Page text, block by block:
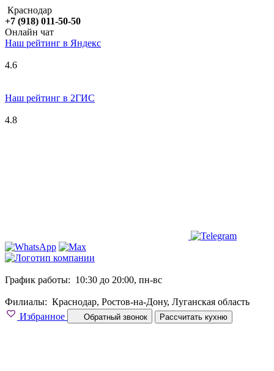
Краснодар
+7 (918) 011-50-50
Онлайн чат
Наш рейтинг в Яндекс
4.6
Наш рейтинг в 2ГИС
4.8
График работы: 10:30 до 20:00, пн-вс
Филиалы: Краснодар, Ростов-на-Дону, Луганская область
Избранное
Обратный звонок Рассчитать кухню